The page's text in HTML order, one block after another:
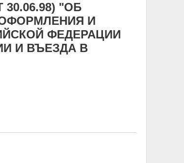
"ОБ
И
ФЕДЕРАЦИИ
И ВЪЕЗДА В